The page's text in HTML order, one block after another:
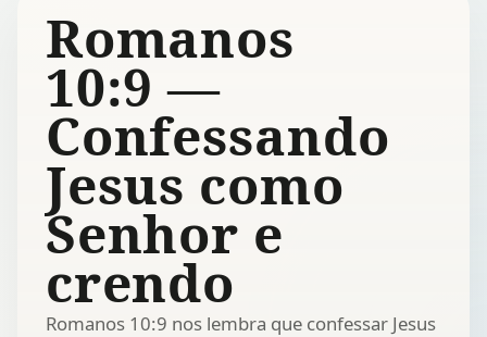
Romanos
10:9 —
Confessando
Jesus como
Senhor e
crendo
Romanos 10:9 nos lembra que confessar Jesus